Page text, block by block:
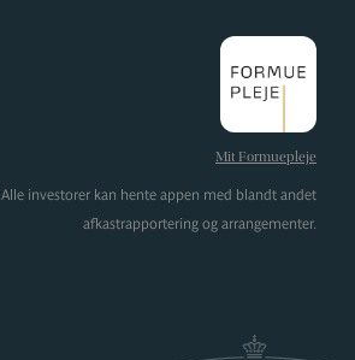
Mit Formuepleje
Alle investorer kan hente appen med blandt andet
afkastrapportering og arrangementer.